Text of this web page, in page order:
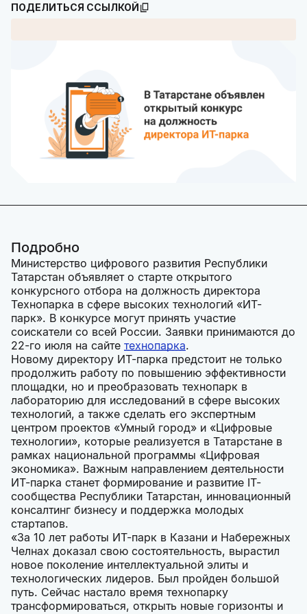
ПОДЕЛИТЬСЯ ССЫЛКОЙ
Подробно
Министерство цифрового развития Республики
Татарстан объявляет о старте открытого
конкурсного отбора на должность директора
Технопарка в сфере высоких технологий «ИТ-
парк». В конкурсе могут принять участие
соискатели со всей России. Заявки принимаются до
22-го июля на сайте технопарка.
Новому директору ИТ-парка предстоит не только
продолжить работу по повышению эффективности
площадки, но и преобразовать технопарк в
лабораторию для исследований в сфере высоких
технологий, а также сделать его экспертным
центром проектов «Умный город» и «Цифровые
технологии», которые реализуется в Татарстане в
рамках национальной программы «Цифровая
экономика». Важным направлением деятельности
ИТ-парка станет формирование и развитие IT-
сообщества Республики Татарстан, инновационный
консалтинг бизнесу и поддержка молодых
стартапов.
«За 10 лет работы ИТ-парк в Казани и Набережных
Челнах доказал свою состоятельность, вырастил
новое поколение интеллектуальной элиты и
технологических лидеров. Был пройден большой
путь. Сейчас настало время технопарку
трансформироваться, открыть новые горизонты и